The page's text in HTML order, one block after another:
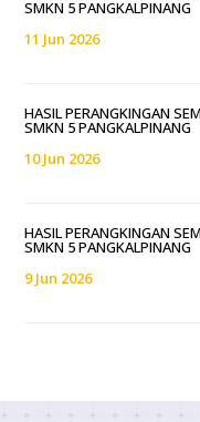
SMKN 5 PANGKALPINANG
11 Jun 2026
HASIL PERANGKINGAN
SMKN 5 PANGKALPINANG
10 Jun 2026
HASIL PERANGKINGAN
SMKN 5 PANGKALPINANG
9 Jun 2026